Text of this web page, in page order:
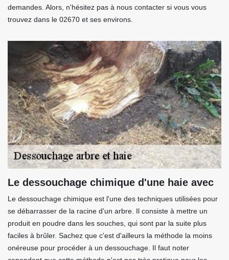
demandes. Alors, n'hésitez pas à nous contacter si vous vous
trouvez dans le 02670 et ses environs.
Le dessouchage chimique d'une haie avec
Le dessouchage chimique est l'une des techniques utilisées pour
se débarrasser de la racine d'un arbre. Il consiste à mettre un
produit en poudre dans les souches, qui sont par la suite plus
faciles à brûler. Sachez que c'est d'ailleurs la méthode la moins
onéreuse pour procéder à un dessouchage. Il faut noter